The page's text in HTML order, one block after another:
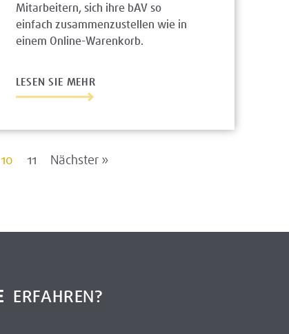
Mitarbeitern, sich ihre bAV so
einfach zusammenzustellen wie in
einem Online-Warenkorb.
LESEN SIE MEHR
10 11 Nächster »
ERFAHREN?